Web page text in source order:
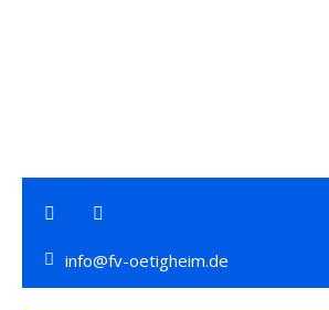
info@fv-oetigheim.de